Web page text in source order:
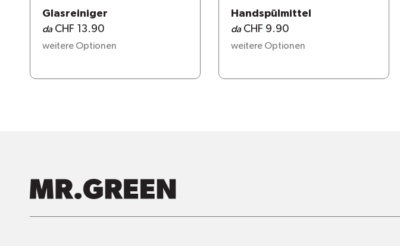
Glasreiniger
da CHF 13.90
weitere Optionen
Handspülmittel
da CHF 9.90
weitere Optionen